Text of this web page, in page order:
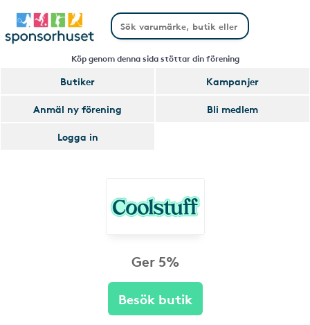
Köp genom denna sida stöttar din förening
Butiker
Kampanjer
Anmäl ny förening
Bli medlem
Logga in
Ger 5%
Besök butik